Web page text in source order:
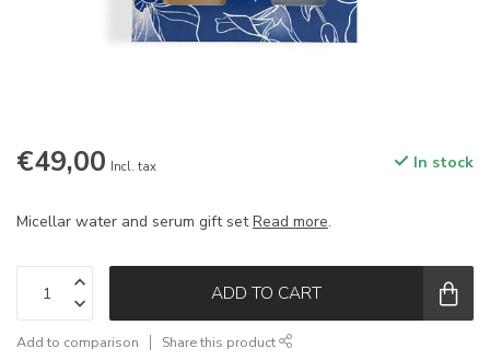
€49,00 Incl. tax In stock
Micellar water and serum gift setRead more.
ADD TO CART
Add to comparison Share this product